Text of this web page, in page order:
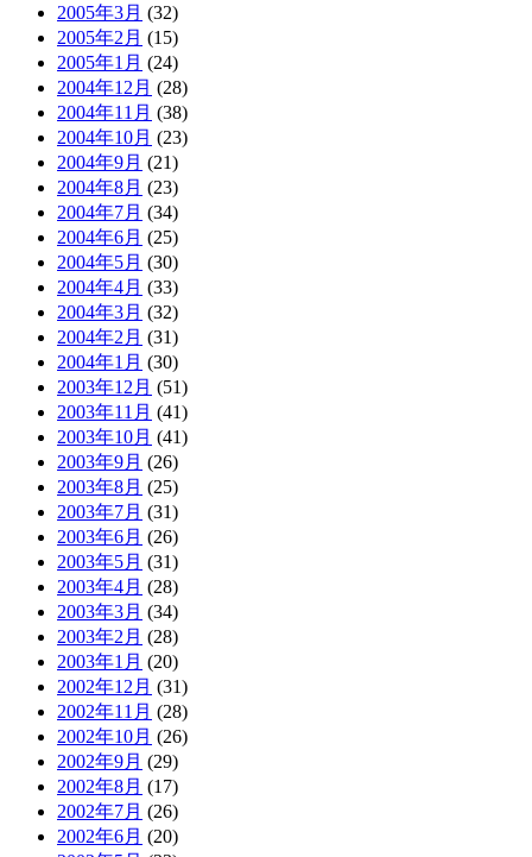
2005年3月 (32)
2005年2月 (15)
2005年1月 (24)
2004年12月 (28)
2004年11月 (38)
2004年10月 (23)
2004年9月 (21)
2004年8月 (23)
2004年7月 (34)
2004年6月 (25)
2004年5月 (30)
2004年4月 (33)
2004年3月 (32)
2004年2月 (31)
2004年1月 (30)
2003年12月 (51)
2003年11月 (41)
2003年10月 (41)
2003年9月 (26)
2003年8月 (25)
2003年7月 (31)
2003年6月 (26)
2003年5月 (31)
2003年4月 (28)
2003年3月 (34)
2003年2月 (28)
2003年1月 (20)
2002年12月 (31)
2002年11月 (28)
2002年10月 (26)
2002年9月 (29)
2002年8月 (17)
2002年7月 (26)
2002年6月 (20)